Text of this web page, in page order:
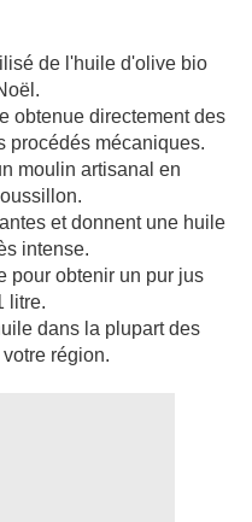
de l'huile d'olive bio
obtenue directement des
procédés mécaniques.
moulin artisanal en
et donnent une huile
intense.
pour obtenir un pur jus
litre.
dans la plupart des
région.